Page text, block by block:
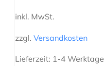
inkl. MwSt.
zzgl. Versandkosten
Lieferzeit: 1-4 Werktage